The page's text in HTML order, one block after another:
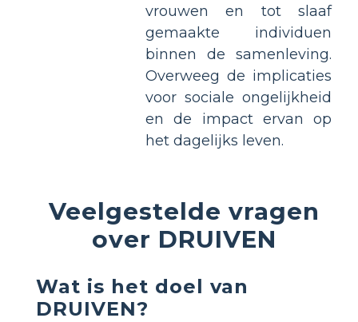
vrouwen en tot slaaf
gemaakte individuen
binnen de samenleving.
Overweeg de implicaties
voor sociale ongelijkheid
en de impact ervan op
het dagelijks leven.
Veelgestelde vragen
over DRUIVEN
Wat is het doel van
DRUIVEN?